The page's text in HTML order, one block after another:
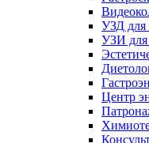
УЗД для
УЗИ для
Центр